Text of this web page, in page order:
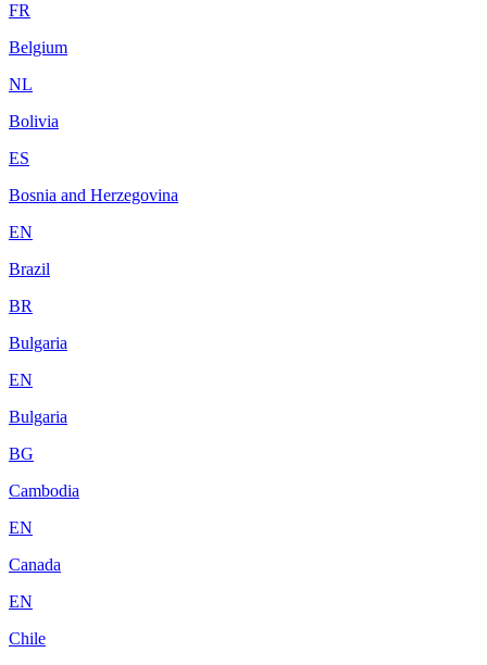
FR
Belgium
NL
Bolivia
ES
Bosnia and Herzegovina
EN
Brazil
BR
Bulgaria
EN
Bulgaria
BG
Cambodia
EN
Canada
EN
Chile